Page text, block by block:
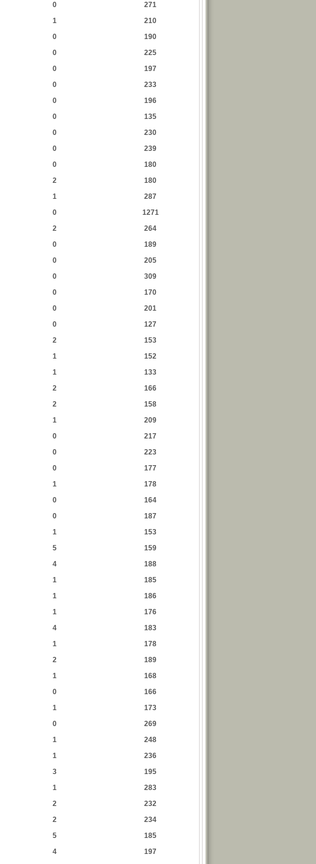
0
271
1
210
0
190
0
225
0
197
0
233
0
196
0
135
0
230
0
239
0
180
2
180
1
287
0
1271
2
264
0
189
0
205
0
309
0
170
0
201
0
127
2
153
1
152
1
133
2
166
2
158
1
209
0
217
0
223
0
177
1
178
0
164
0
187
1
153
5
159
4
188
1
185
1
186
1
176
4
183
1
178
2
189
1
168
0
166
1
173
0
269
1
248
1
236
3
195
1
283
2
232
2
234
5
185
4
197